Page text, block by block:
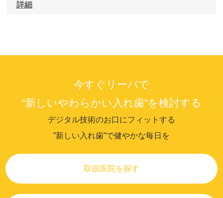
詳細
今すぐリーバで
”新しいやわらかい入れ歯”を検討する
デジタル技術のお口にフィットする
”新しい入れ歯”で健やかな毎日を
取扱医院を探す